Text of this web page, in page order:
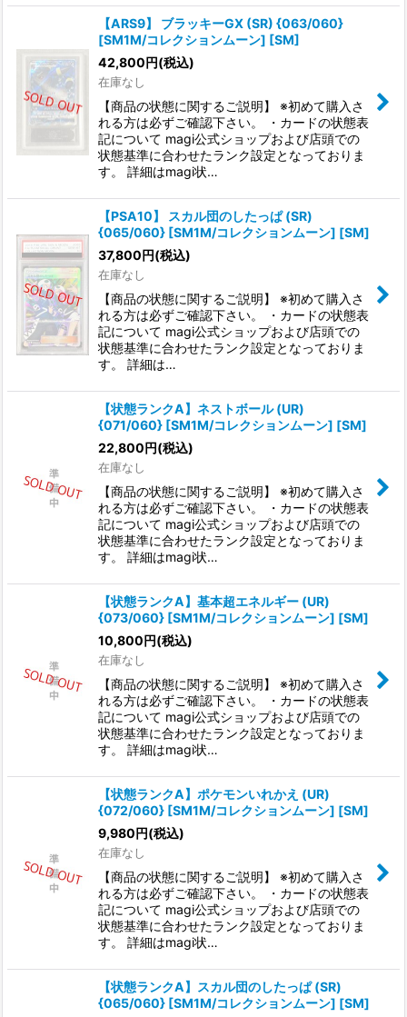
【ARS9】 ブラッキーGX (SR) {063/060}
[SM1M/コレクションムーン] [SM]
42,800円(税込)
在庫なし
【商品の状態に関するご説明】 ※初めて購入さ
れる方は必ずご確認下さい。 ・カードの状態表
記について magi公式ショップおよび店頭での
状態基準に合わせたランク設定となっておりま
す。 詳細はmagi状…
【PSA10】 スカル団のしたっぱ (SR)
{065/060} [SM1M/コレクションムーン] [SM]
37,800円(税込)
在庫なし
【商品の状態に関するご説明】 ※初めて購入さ
れる方は必ずご確認下さい。 ・カードの状態表
記について magi公式ショップおよび店頭での
状態基準に合わせたランク設定となっておりま
す。 詳細は…
【状態ランクA】ネストボール (UR)
{071/060} [SM1M/コレクションムーン] [SM]
22,800円(税込)
在庫なし
【商品の状態に関するご説明】 ※初めて購入さ
れる方は必ずご確認下さい。 ・カードの状態表
記について magi公式ショップおよび店頭での
状態基準に合わせたランク設定となっておりま
す。 詳細はmagi状…
【状態ランクA】基本超エネルギー (UR)
{073/060} [SM1M/コレクションムーン] [SM]
10,800円(税込)
在庫なし
【商品の状態に関するご説明】 ※初めて購入さ
れる方は必ずご確認下さい。 ・カードの状態表
記について magi公式ショップおよび店頭での
状態基準に合わせたランク設定となっておりま
す。 詳細はmagi状…
【状態ランクA】ポケモンいれかえ (UR)
{072/060} [SM1M/コレクションムーン] [SM]
9,980円(税込)
在庫なし
【商品の状態に関するご説明】 ※初めて購入さ
れる方は必ずご確認下さい。 ・カードの状態表
記について magi公式ショップおよび店頭での
状態基準に合わせたランク設定となっておりま
す。 詳細はmagi状…
【状態ランクA】スカル団のしたっぱ (SR)
{065/060} [SM1M/コレクションムーン] [SM]